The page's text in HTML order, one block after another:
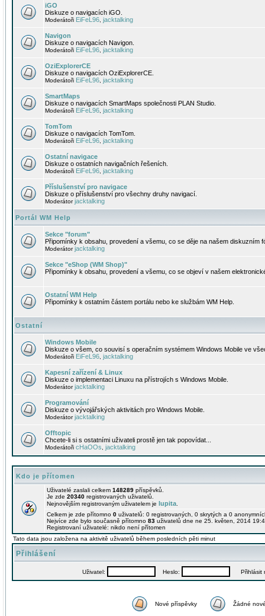
iGO
Diskuze o navigacích iGO.
Moderátoři EiFeL96 jacktalking
Navigon
Diskuze o navigacích Navigon.
Moderátoři EiFeL96 jacktalking
OziExplorerCE
Diskuze o navigacích OziExplorerCE.
Moderátoři EiFeL96 jacktalking
SmartMaps
Diskuze o navigacích SmartMaps společnosti PLAN Studio.
Moderátoři EiFeL96 jacktalking
TomTom
Diskuze o navigacích TomTom.
Moderátoři EiFeL96 jacktalking
Ostatní navigace
Diskuze o ostatních navigačních řešeních.
Moderátoři EiFeL96 jacktalking
Příslušenství pro navigace
Diskuze o příslušenství pro všechny druhy navigací.
Moderátorjacktalking
Portál WM Help
Sekce "forum"
Připomínky k obsahu, provedení a všemu, co se děje na našem diskuzním
Moderátorjacktalking
Sekce "eShop (WM Shop)"
Připomínky k obsahu, provedení a všemu, co se objeví v našem
Ostatní WM Help
Připomínky k ostatním částem portálu nebo ke službám WM Help.
Ostatní
Windows Mobile
Diskuze o všem, co souvisí s operačním systémem Windows Mobile ve
Moderátoři EiFeL96 jacktalking
Kapesní zařízení & Linux
Diskuze o implementaci Linuxu na přístrojích s Windows Mobile.
Moderátorjacktalking
Programování
Diskuze o vývojářských aktivitách pro Windows Mobile.
Moderátorjacktalking
Offtopic
Chcete-li si s ostatními uživateli prostě jen tak popovídat...
Moderátoři cHaOOs jacktalking
Kdo je přítomen
Uživatelé zaslali celkem 148289 příspěvků.
Je zde 20340 registrovaných uživatelů.
Nejnovějším registrovaným uživatelem je lupita
Celkem je zde přítomno 0 uživatelů: 0 registrovaných, 0 skrytých a 0
Nejvíce zde bylo současně přítomno 83 uživatelů dne ne 25. květen, 2014
Registrovaní uživatelé: nikdo není přítomen
Tato data jsou založena na aktivitě uživatelů během posledních pěti minut
Přihlášení
Uživatel: Heslo: Přihlásit
Nové příspěvky Žádné